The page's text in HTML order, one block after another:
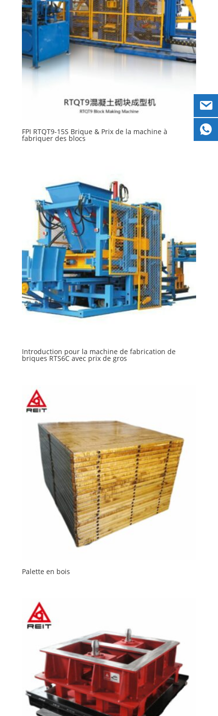
FPI RTQT9-15S Brique & Prix ​​de la machine à
fabriquer des blocs
Introduction pour la machine de fabrication de
briques RTS6C avec prix de gros
Palette en bois